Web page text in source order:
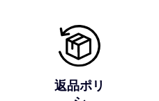
返品ポリ